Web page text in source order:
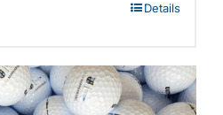
Details